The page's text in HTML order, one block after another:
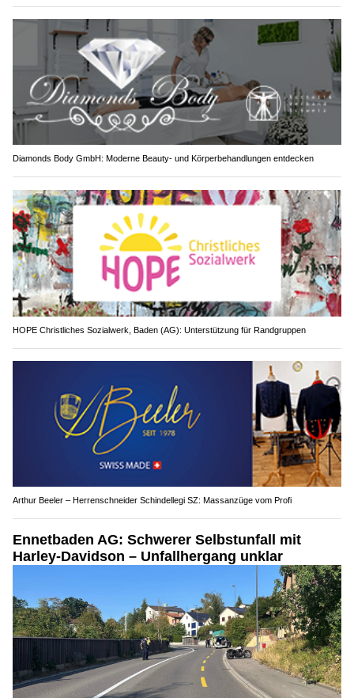
Diamonds Body GmbH: Moderne Beauty- und Körperbehandlungen entdecken
HOPE Christliches Sozialwerk, Baden (AG): Unterstützung für Randgruppen
Arthur Beeler – Herrenschneider Schindellegi SZ: Massanzüge vom Profi
Ennetbaden AG: Schwerer Selbstunfall mit
Harley-Davidson – Unfallhergang unklar